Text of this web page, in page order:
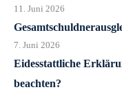
11. Juni 2026
7. Juni 2026
Eidesstattliche
beachten?